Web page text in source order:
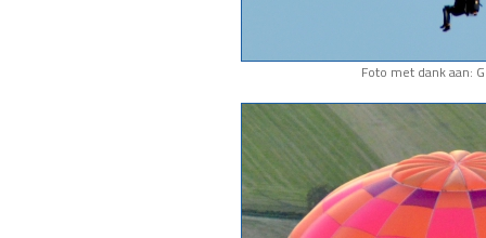
Foto met dank aan: